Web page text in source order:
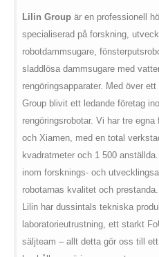
Lilin Group är en professionell
specialiserad på forskning,
robotdammsugare,
sladdlösa dammsugare med
rengöringsapparater. Med över
Group blivit ett ledande företag
rengöringsrobotar. Vi har tre
och Xiamen, med en total
kvadratmeter och 1 500
inom forsknings- och
robotarnas kvalitet och prestanda.
Lilin har dussintals tekniska
laboratorieutrustning, ett starkt
säljteam – allt detta gör oss till